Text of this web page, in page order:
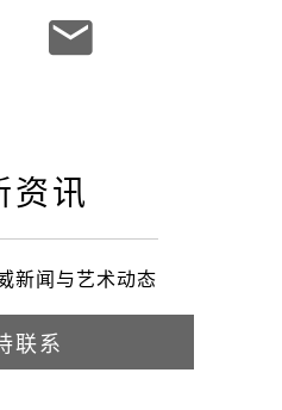
资讯
新闻与艺术动态
联系